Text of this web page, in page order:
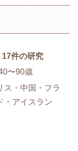
17件の研究
〜90歳
ス・中国・フラ
・アイスラン